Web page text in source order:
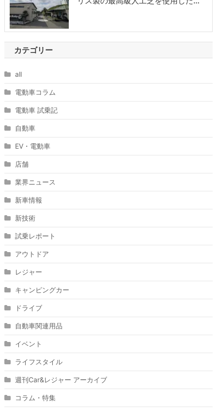
カテゴリー
all
電動車コラム
電動車 試乗記
自動車
EV・電動車
店舗
業界ニュース
新車情報
新技術
試乗レポート
アウトドア
レジャー
キャンピングカー
ドライブ
自動車関連用品
イベント
ライフスタイル
週刊Car&レジャー アーカイブ
コラム・特集